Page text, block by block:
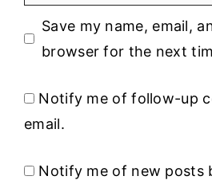
Save my name, email,
browser for the next
Notify me of follow-up
email.
Notify me of new posts